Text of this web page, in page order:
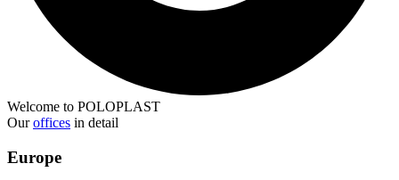
Welcome to POLOPLAST
Ouroffices in detail
Europe